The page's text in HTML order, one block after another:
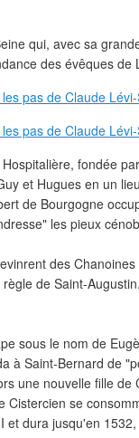
qui, avec sa
des évêques de
fondée
et Hugues en un
de Bourgogne
les pieux
des
de Saint-
sous le nom de
à Saint-Bernard de
une nouvelle fille
Cistercien se
dura jusqu'en